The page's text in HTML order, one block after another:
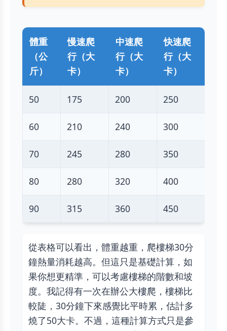
體重
（公
斤）
慢速爬
行（大
卡）
中速爬
行（大
卡）
快速爬
行（大
卡）
50 175 200 250
60 210 240 300
70 245 280 350
80 280 320 400
90 315 360 450
從表格可以看出，體重越重，爬樓梯30分
鐘熱量消耗越高。但這只是基礎計算，如
果你想更精準，可以考慮樓梯的階數和坡
度。我記得有一次在辦公大樓爬，樓梯比
較陡，30分鐘下來感覺比平時累，估計多
燒了50大卡。不過，這種計算方式只是參